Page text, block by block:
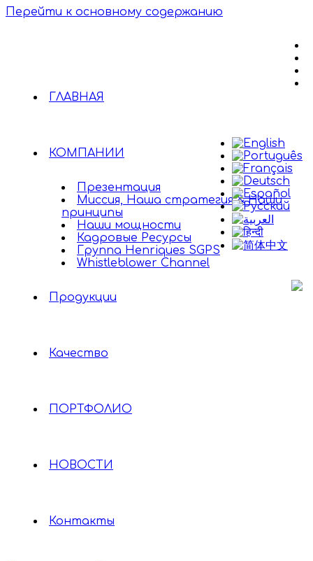
Перейти к основному содержанию
ГЛАВНАЯ
КОМПАНИИ
Презентация
Миссия, Наша стратегия & Наши
принципы
Наши мощности
Кадровые Ресурсы
Группа Henriques SGPS
Whistleblower Channel
Продукции
Качество
ПОРТФОЛИО
НОВОСТИ
Контакты